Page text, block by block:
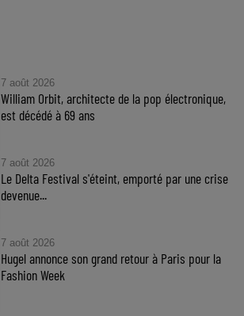
7 août 2026
William Orbit, architecte de la pop électronique,
est décédé à 69 ans
7 août 2026
Le Delta Festival s'éteint, emporté par une crise
devenue...
7 août 2026
Hugel annonce son grand retour à Paris pour la
Fashion Week